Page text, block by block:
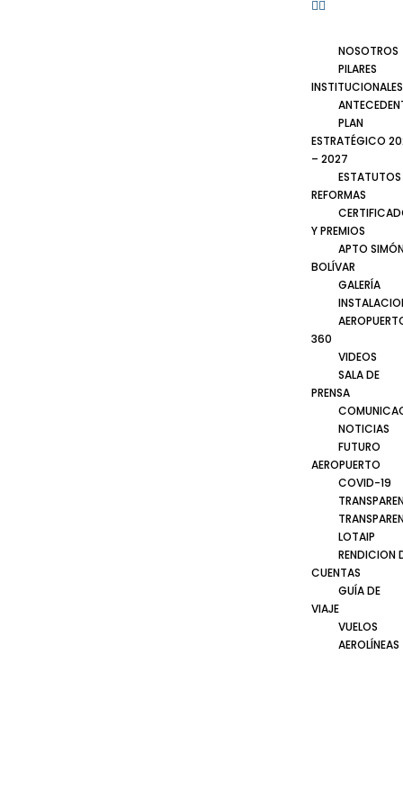
NOSOTROS
PILARES
INSTITUCIONALES
PLAN
ESTRATÉGICO
– 2027
ESTATUTOS
REFORMAS
Y PREMIOS
APTO
BOLÍVAR
GALERÍA
360
VIDEOS
SALA DE
PRENSA
NOTICIAS
FUTURO
AEROPUERTO
COVID-19
LOTAIP
RENDICION
CUENTAS
GUÍA DE
VIAJE
VUELOS
AEROLÍNEAS